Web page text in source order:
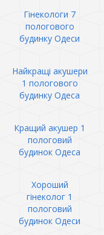
Гінекологи 7
пологового
будинку Одеси
Найкращі акушери
1 пологового
будинку Одеса
Кращий акушер 1
пологовий
будинок Одеса
Хороший
гінеколог 1
пологовий
будинок Одеси